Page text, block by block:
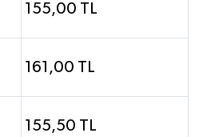
155,00 TL
161,00 TL
155,50 TL